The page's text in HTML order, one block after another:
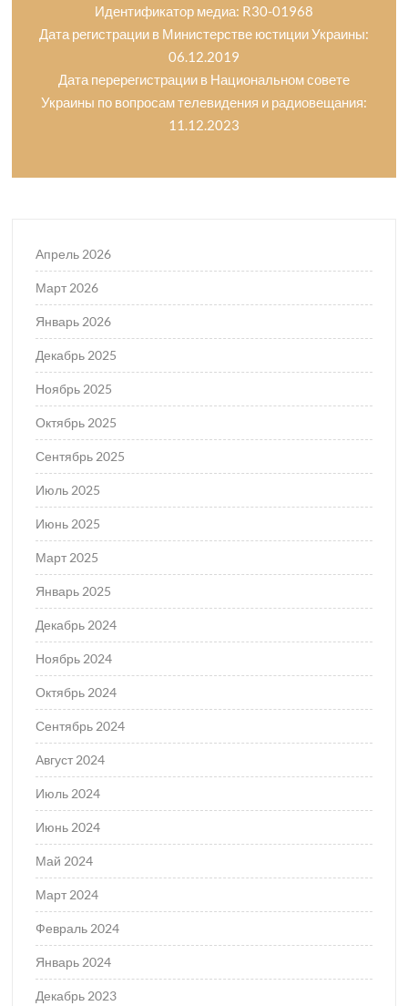
Идентификатор медиа: R30-01968
Дата регистрации в Министерстве юстиции Украины:
06.12.2019
Дата перерегистрации в Национальном совете
Украины по вопросам телевидения и радиовещания:
11.12.2023
Апрель 2026
Март 2026
Январь 2026
Декабрь 2025
Ноябрь 2025
Октябрь 2025
Сентябрь 2025
Июль 2025
Июнь 2025
Март 2025
Январь 2025
Декабрь 2024
Ноябрь 2024
Октябрь 2024
Сентябрь 2024
Август 2024
Июль 2024
Июнь 2024
Май 2024
Март 2024
Февраль 2024
Январь 2024
Декабрь 2023